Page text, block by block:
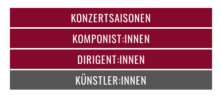
KONZERTSAISONEN
KOMPONIST:INNEN
DIRIGENT:INNEN
KÜNSTLER:INNEN